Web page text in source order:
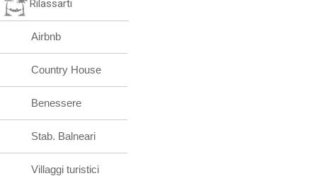
Rilassarti
Airbnb
Country House
Benessere
Stab. Balneari
Villaggi turistici